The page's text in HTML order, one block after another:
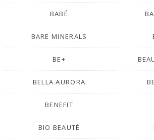
BABÉ
BARE MINERALS
BE+
BELLA AURORA
BENEFIT
BIO BEAUTÉ